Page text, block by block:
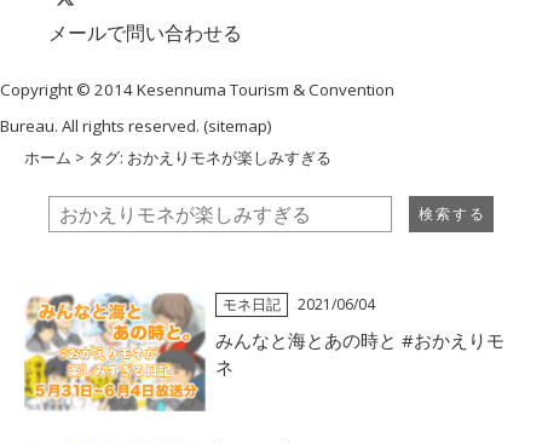
メールで問い合わせる
Copyright © 2014 Kesennuma Tourism & Convention
Bureau. All rights reserved. (sitemap)
ホーム > タグ: おかえりモネが楽しみすぎる
モネ日記 2021/06/04
みんなと海とあの時と #おかえりモ
ネ